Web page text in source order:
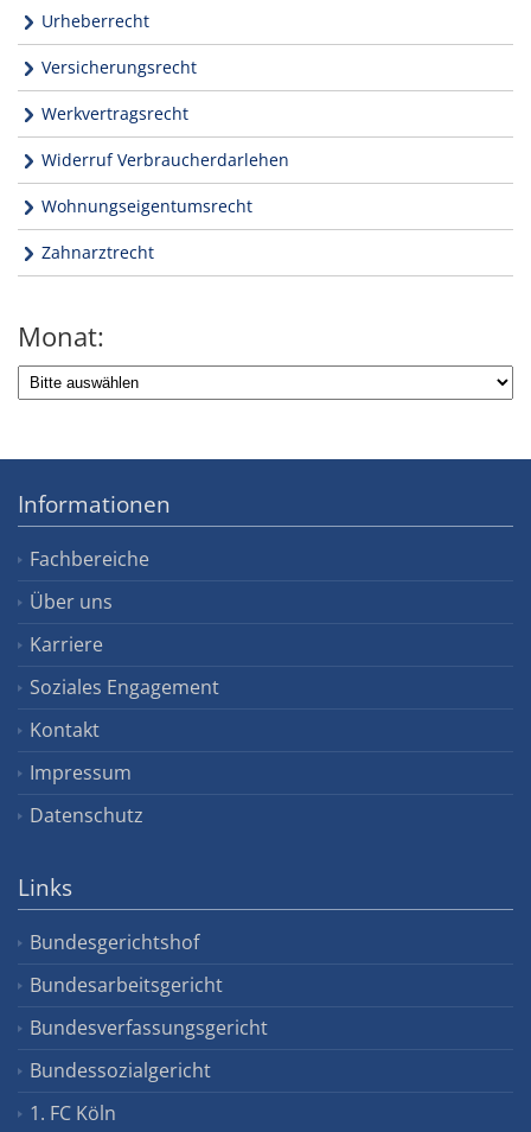
Urheberrecht
Versicherungsrecht
Werkvertragsrecht
Widerruf Verbraucherdarlehen
Wohnungseigentumsrecht
Zahnarztrecht
Monat:
Informationen
Fachbereiche
Über uns
Karriere
Soziales Engagement
Kontakt
Impressum
Datenschutz
Links
Bundesgerichtshof
Bundesarbeitsgericht
Bundesverfassungsgericht
Bundessozialgericht
1. FC Köln